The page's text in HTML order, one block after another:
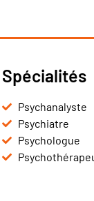
Spécialités
Psychanalyste
Psychiatre
Psychologue